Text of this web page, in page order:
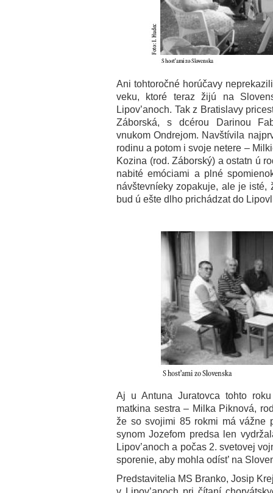
Ani tohtoročné horúčavy
veku, ktoré teraz žijú na
Lipov’anoch. Tak z Bratislavy
Záborská, s dcérou Darinou
vnukom Ondrejom. Navštívila
rodinu a potom i svoje netere –
Kozina (rod. Záborský) a ostatn ú
nabité emóciami a plné
návštevníeky zopakuje, ale je isté,
bud ú ešte dlho prichádzat do
Aj u Antuna Juratovca tohto
matkina sestra – Milka Piknová,
že so svojimi 85 rokmi má vážne
synom Jozefom predsa len
Lipov’anoch a počas 2. svetovej
sporenie, aby mohla odíst’ na
Predstavitelia MS Branko, Josip